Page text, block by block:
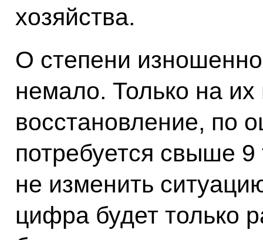
хозяйства.
О степени
немало. Только на их
восстановление, по
потребуется свыше
не изменить
цифра будет только